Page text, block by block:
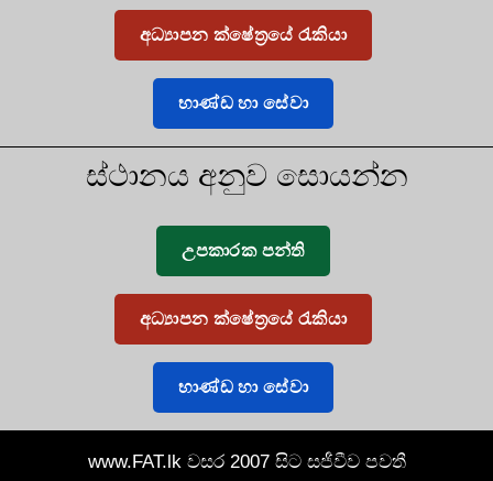
අධ්‍යාපන ක්ෂේත්‍රයේ රැකියා
භාණ්ඩ හා සේවා
ස්ථානය අනුව සොයන්න
උපකාරක පන්ති
අධ්‍යාපන ක්ෂේත්‍රයේ රැකියා
භාණ්ඩ හා සේවා
www.FAT.lk වසර 2007 සිට සජීවීව පවතී